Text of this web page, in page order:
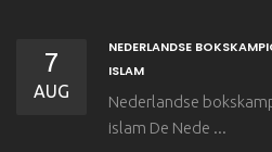
7
AUG
NEDERLANDSE
ISLAM
Nederlandse
islam De Nede ...